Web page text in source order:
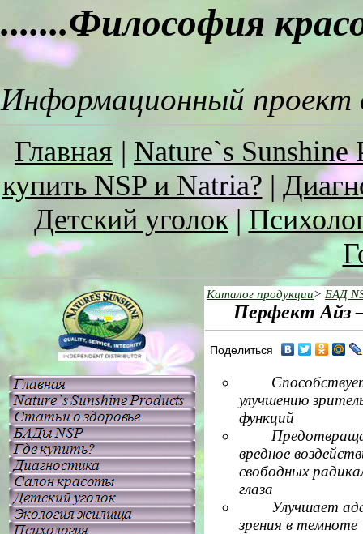
.......Философия
Информационный проект
Главная | Nature`s Sunshine
купить NSP и Natria? |
Детский уголок|
Каталог продукции> БАД
Перфект Айз
Поделиться
улучшению
функций
вредное
свободных
глаза
Улучшает
зрения в темноте